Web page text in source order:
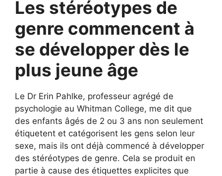
Les stéréotypes de
genre commencent à
se développer dès le
plus jeune âge
Le Dr Erin Pahlke, professeur agrégé de
psychologie au Whitman College, me dit que
des enfants âgés de 2 ou 3 ans non seulement
étiquetent et catégorisent les gens selon leur
sexe, mais ils ont déjà commencé à développer
des stéréotypes de genre. Cela se produit en
partie à cause des étiquettes explicites que